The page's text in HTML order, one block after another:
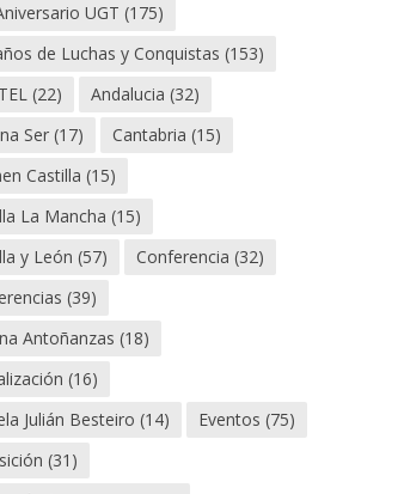
UGT (175)
de Luchas y Conquistas (153)
(22) Andalucia (32)
Ser (17) Cantabria (15)
Castilla (15)
La Mancha (15)
y León (57) Conferencia (32)
(39)
Antoñanzas (18)
(16)
Julián Besteiro (14) Eventos (75)
(31)